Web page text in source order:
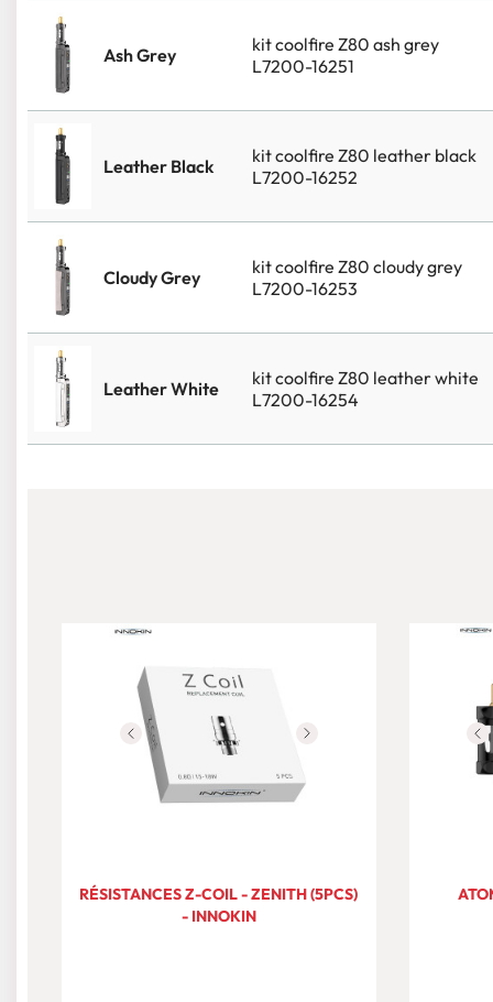
Ash Grey
kit coolfire Z80 ash grey
L7200-16251
Leather Black
kit coolfire Z80 leather black
L7200-16252
Cloudy Grey
kit coolfire Z80 cloudy grey
L7200-16253
Leather White
kit coolfire Z80 leather white
L7200-16254
RÉSISTANCES Z-COIL - ZENITH (5PCS)
- INNOKIN